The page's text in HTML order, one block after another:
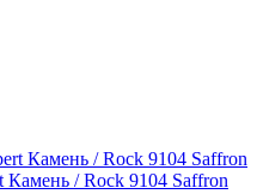
/ Rock 9104 Saffron